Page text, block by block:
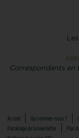
Correspondants en
Accueil Qui sommes-nous ?
Parrainage de la newsletter
Plan